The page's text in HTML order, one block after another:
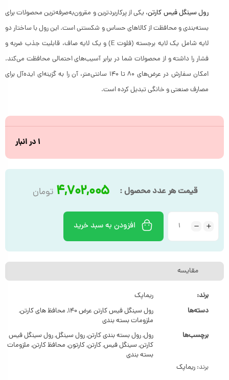
رول سینگل فیس کارتن، یکی از پرکاربردترین و مقرون‌به‌صرفه‌ترین محصولات برای
بسته‌بندی و محافظت از کالاهای حساس و شکستنی است. این رول با ساختار دو
لایه شامل یک لایه برجسته (فلوت E) و یک لایه صاف، قابلیت جذب ضربه و
فشار را داشته و از محصولات شما در برابر آسیب‌های احتمالی محافظت می‌کند.
امکان سفارش در عرض‌های ۸۰ تا ۱۴۰ سانتی‌متر، آن را به گزینه‌ای ایده‌آل برای
مصارف صنعتی و خانگی تبدیل کرده است.
۱ در انبار
قیمت هر عدد محصول : ۴,۷۰۲,۰۰۵ تومان
افزودن به سبد خرید
برند: ریماپک
دسته‌ها رول سینگل فیس کارتن عرض ۱۴۰ , محافظ های کارتن,
ملزومات بسته بندی
برچسب‌ها رول,رول بسته بندی کارتن,رول سینگل,رول سینگل فیس
کارتن, سینگل فیس,کارتن,کارتون, محافظ کارتن, ملزومات
بسته بندی
برند: ریماپک
مقایسه